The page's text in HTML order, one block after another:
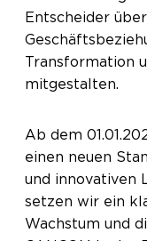
Entscheider
Transformation
mitgestalten.
Ab dem
einen neuen
und innovativen
setzen wir ein
Wachstum und